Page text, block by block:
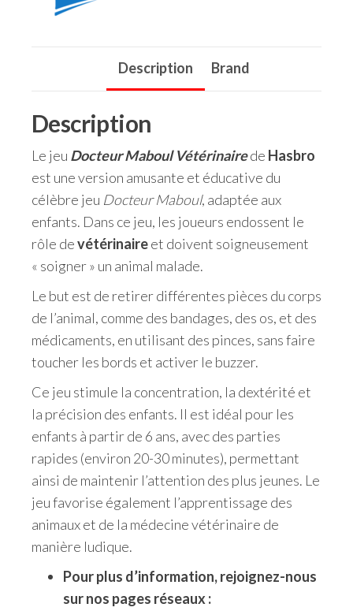
Description Brand
Description
Le jeu Docteur Maboul Vétérinairede Hasbro
est une version amusante et éducative du
célèbre jeu Docteur Maboul, adaptée aux
enfants. Dans ce jeu, les joueurs endossent le
rôle devétérinaireet doivent soigneusement
« soigner » un animal malade.
Le but est de retirer différentes pièces du corps
de l’animal, comme des bandages, des os, et des
médicaments, en utilisant des pinces, sans faire
toucher les bords et activer le buzzer.
Ce jeu stimule la concentration, la dextérité et
la précision des enfants. Il est idéal pour les
enfants à partir de 6 ans, avec des parties
rapides (environ 20-30 minutes), permettant
ainsi de maintenir l’attention des plus jeunes. Le
jeu favorise également l’apprentissage des
animaux et de la médecine vétérinaire de
manière ludique.
Pour plus d’information, rejoignez-nous
sur nos pages réseaux :